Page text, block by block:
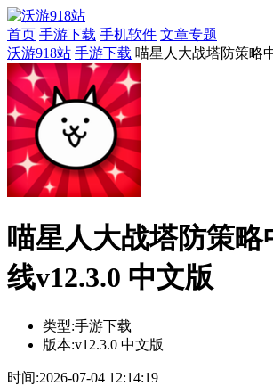
首页 手游下载 手机软件 文章专题
沃游918站 手游下载 喵星人大战塔防策略
喵星人大战塔防策略
线v12.3.0 中文版
类型:手游下载
版本:v12.3.0 中文版
时间:2026-07-04 12:14:19